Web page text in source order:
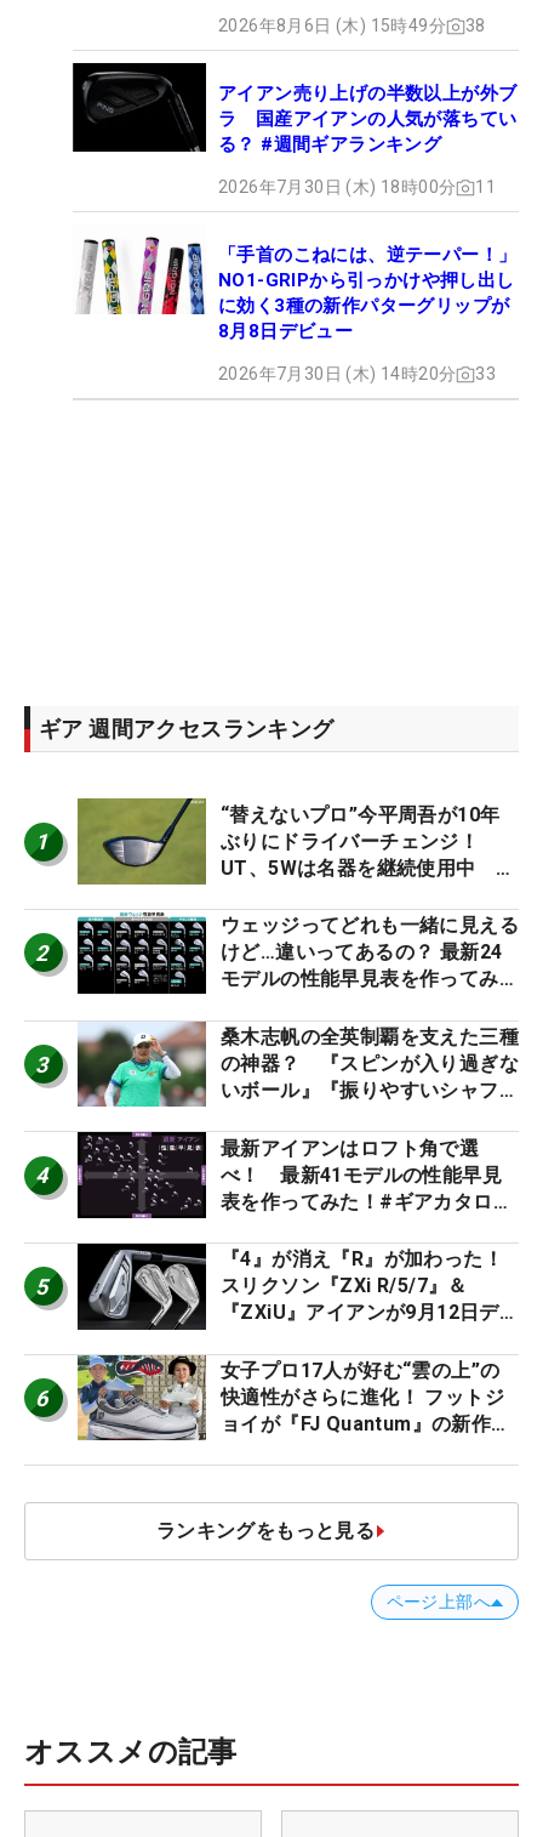
2026年8月6日 (木) 15時49分 38
アイアン売り上げの半数以上が外ブ
ラ 国産アイアンの人気が落ちてい
る？ #週間ギアランキング
2026年7月30日 (木) 18時00分 11
「手首のこねには、逆テーパー！」
NO1-GRIPから引っかけや押し出し
に効く3種の新作パターグリップが
8月8日デビュー
2026年7月30日 (木) 14時20分 33
ギア 週間アクセスランキング
1
“替えないプロ”今平周吾が10年
ぶりにドライバーチェンジ！
UT、5Wは名器を継続使用中 #
2
ウェッジってどれも一緒に見える
けど…違いってあるの？ 最新24
モデルの性能早見表を作ってみ
3
桑木志帆の全英制覇を支えた三種
の神器？ 『スピンが入り過ぎな
いボール』『振りやすいシャフ
ー』 #女子プロセッティング
4
最新アイアンはロフト角で選
べ！ 最新41モデルの性能早見
表を作ってみた！#ギアカタログ
5
『4』が消え『R』が加わった！
スリクソン『ZXi R/5/7』＆
『ZXiU』アイアンが9月12日デ
6
女子プロ17人が好む“雲の上”の
快適性がさらに進化！ フットジ
ョイが『FJ Quantum』の新作を
ランキングをもっと見る
ページ上部へ
オススメの記事